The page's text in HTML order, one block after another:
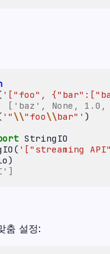
'["foo",
None, 1.0,
'" \\"foo\\bar"' )
StringIO
( '["streaming
)
춤 설정: